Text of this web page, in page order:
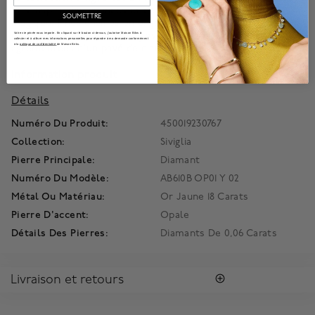
et s'inspire des nuances et des traditions de cette ville
magique. Fines chaînes en or jaune doré entrecoupées de
petits opposés baroques, gravées à la main et parfois
agrémentées d'un pavé de diamants.
Détails
Numéro Du Produit:
450019230767
Collection:
Siviglia
Pierre Principale:
Diamant
Numéro Du Modèle:
AB610B OP01 Y 02
Métal Ou Matériau:
Or Jaune 18 Carats
Pierre D'accent:
Opale
Détails Des Pierres:
Diamants De 0,06 Carats
Livraison et retours
SOUMETTRE
Votre vie privée nous importe. En cliquant sur le bouton ci-dessus, j'autorise Maison Bikrs à
collecter et à utiliser mes informations personnelles pour répondre à ma demande conformément
à lapolitique de confidentialité de Maison Birks.